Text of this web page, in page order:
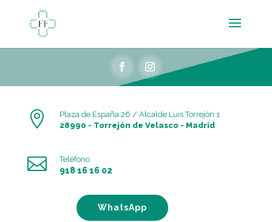
content
FacebookInstagram

Plaza de España 26 / Alcalde Luis Torrejón 1
28990 - Torrejón de Velasco - Madrid
 Teléfono
918 16 16 02
WhatsApp